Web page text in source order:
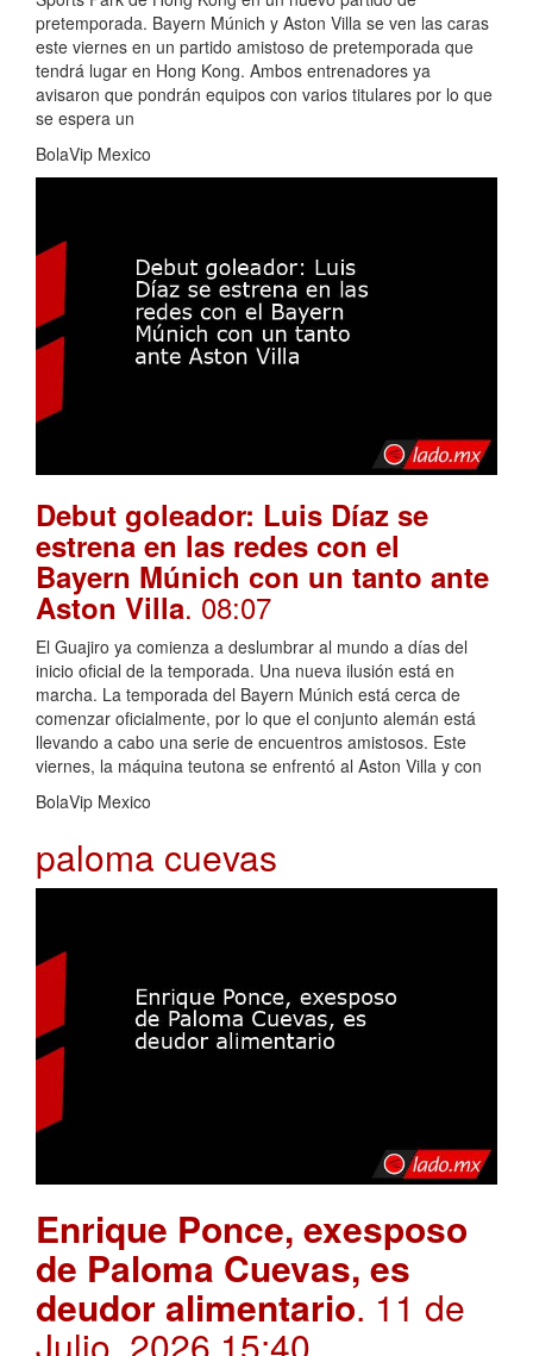
pretemporada. Bayern Múnich y Aston Villa se ven las caras
este viernes en un partido amistoso de pretemporada que
tendrá lugar en Hong Kong. Ambos entrenadores ya
avisaron que pondrán equipos con varios titulares por lo que
se espera un
BolaVip Mexico
Debut goleador: Luis Díaz se
estrena en las redes con el
Bayern Múnich con un tanto ante
Aston Villa. 08:07
El Guajiro ya comienza a deslumbrar al mundo a días del
inicio oficial de la temporada. Una nueva ilusión está en
marcha. La temporada del Bayern Múnich está cerca de
comenzar oficialmente, por lo que el conjunto alemán está
llevando a cabo una serie de encuentros amistosos. Este
viernes, la máquina teutona se enfrentó al Aston Villa y con
BolaVip Mexico
paloma cuevas
Enrique Ponce, exesposo
de Paloma Cuevas, es
deudor alimentario. 11 de